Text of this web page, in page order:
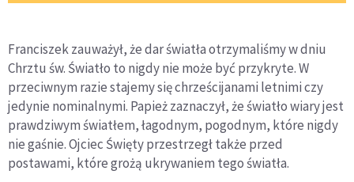
Franciszek zauważył, że dar światła otrzymaliśmy w dniu
Chrztu św. Światło to nigdy nie może być przykryte. W
przeciwnym razie stajemy się chrześcijanami letnimi czy
jedynie nominalnymi. Papież zaznaczył, że światło wiary jest
prawdziwym światłem, łagodnym, pogodnym, które nigdy
nie gaśnie. Ojciec Święty przestrzegł także przed
postawami, które grożą ukrywaniem tego światła.